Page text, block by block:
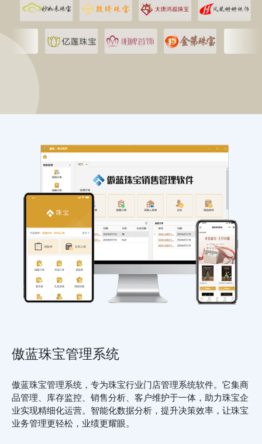
傲蓝珠宝管理系统
傲蓝珠宝管理系统，专为珠宝行业门店管理系统软件。它集商
品管理、库存监控、销售分析、客户维护于一体，助力珠宝企
业实现精细化运营。智能化数据分析，提升决策效率，让珠宝
业务管理更轻松，业绩更耀眼。